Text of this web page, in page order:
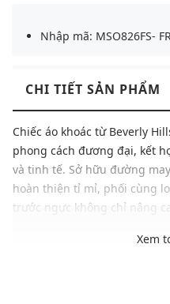
Nhập mã: MSO826FS-
CHI TIẾT SẢN PHẨM
Chiếc áo khoác từ Beverly
phong cách đương đại, kết
và tinh tế. Sở hữu đường
hoàn thiện tỉ mỉ, phối cùng
trước ngực không chỉ nâng
chọn hoàn hảo cho tủ đồXem